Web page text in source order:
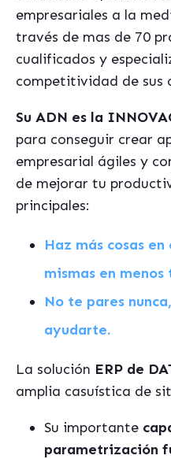
empresariales a la
través de mas de 70
cualificados y
competitividad de sus
Su ADN es la
para conseguir crear
empresarial ágiles y
de mejorar tu
principales:
Haz más cosas
mismas en
No te pares
ayudarte.
La solución ERP de
amplia casuística de
Su importante
parametrización